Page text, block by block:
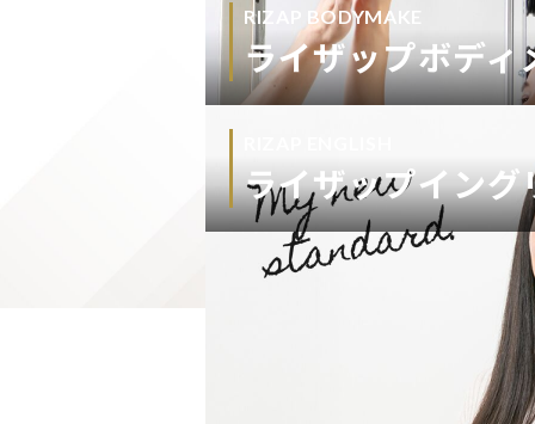
RIZAP BODYMAKE
ライザップボディ
ライザップイング